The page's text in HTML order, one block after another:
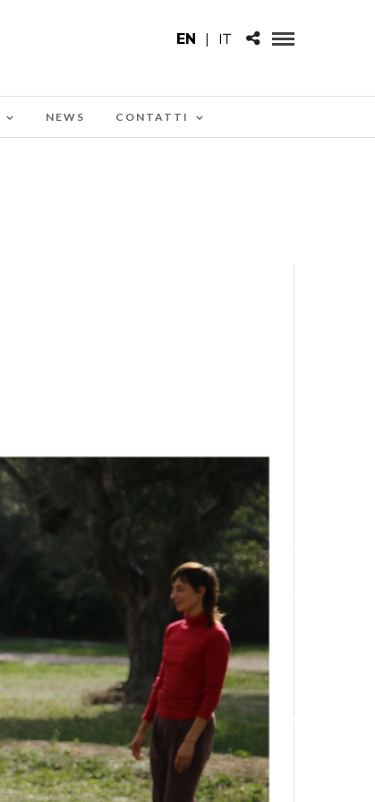
EN | IT
NEWS CONTATTI